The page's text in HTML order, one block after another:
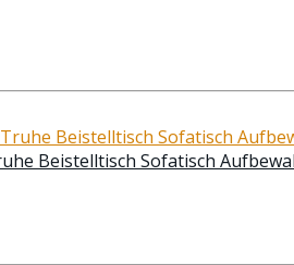
Beistelltisch Sofatisch